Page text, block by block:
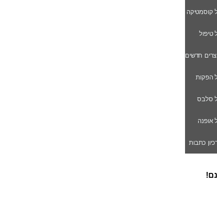
קוסמטיקה
טיפול
חדשים
הפקות
סלבס
אופנה
כתבות